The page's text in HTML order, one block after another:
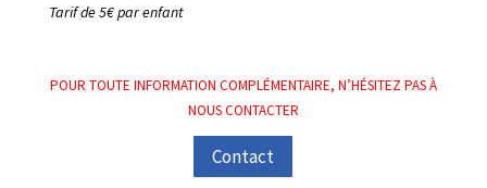
Tarif de 5€ par enfant
POUR TOUTE INFORMATION COMPLÉMENTAIRE, N’HÉSITEZ PAS À
NOUS CONTACTER
Contact